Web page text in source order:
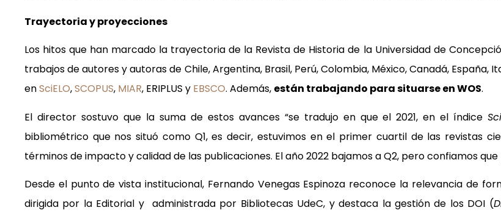
Trayectoria y proyecciones
Los hitos que han marcado la trayectoria de la Revista de Historia de la Universidad de
trabajos de autores y autoras de Chile, Argentina, Brasil, Perú, Colombia, México, Canadá, España,
enSciELO,SCOPUS, MIAR, ERIPLUS y EBSCO. Además, están trabajando para situarse en WOS.
El director sostuvo que la suma de estos avances “se tradujo en que el 2021, en el índice
bibliométrico que nos situó como Q1, es decir, estuvimos en el primer cuartil de las revistas
términos de impacto y calidad de las publicaciones. El año 2022 bajamos a Q2, pero confiamos
Desde el punto de vista institucional, Fernando Venegas Espinoza reconoce la relevancia de
dirigida por la Editorial y administrada por Bibliotecas UdeC, y destaca la gestión de los DOI (